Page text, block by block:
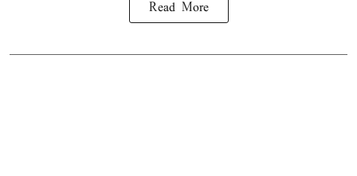
Read More